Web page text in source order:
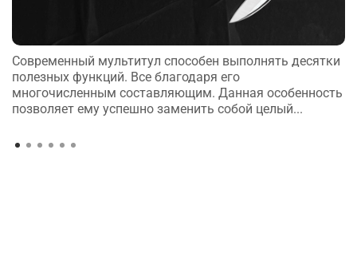
Современный мультитул способен выполнять десятки
полезных функций. Все благодаря его
многочисленным составляющим. Данная особенность
позволяет ему успешно заменить собой целый...